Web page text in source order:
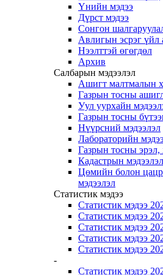
Үнийн мэдээ
Дүрст мэдээ
Сонгон
Авлигын эсрэг үйл
Нээлттэй өгөгдөл
Архив
Салбарын мэдээлэл
Ашигт малтмалын
Газрын тосны
Уул уурхайн
Газрын тосны
Нүүрсний мэдээлэл
Лабораторийн
Газрын тосны эрэл,
Кадастрын мэдээлэл
Цөмийн болон
мэдээлэл
Статистик мэдээ
Статистик мэдээ
Статистик мэдээ
Статистик мэдээ
Статистик мэдээ
Статистик мэдээ
-
Статистик мэдээ